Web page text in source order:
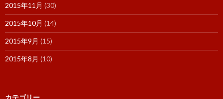
2015年11月 (30)
2015年10月 (14)
2015年9月 (15)
2015年8月 (10)
カテゴリー